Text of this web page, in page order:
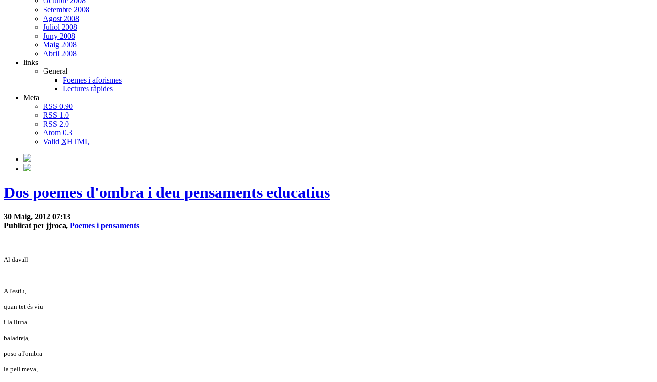
Setembre 2008
Agost 2008
Juliol 2008
Juny 2008
Maig 2008
Abril 2008
links
General
Poemes i aforismes
Lectures ràpides
Meta
RSS 0.90
RSS 1.0
RSS 2.0
Atom 0.3
Valid XHTML
Dos poemes d'ombra i deu pensaments educatius
30 Maig, 2012 07:13
Publicat per jjroca, Poemes i pensaments
Al davall
A l'estiu,
quan tot és viu
i la lluna
baladreja,
poso a l'ombra
la pell meva,